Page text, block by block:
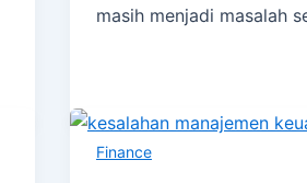
masih menjadi masalah
Finance